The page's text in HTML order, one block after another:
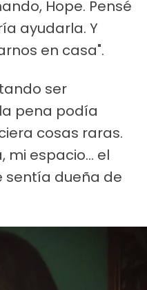
Hope. Pensé
ayudarla. Y
en casa".
ser
pena podía
cosas raras.
mi espacio... el
sentía dueña de